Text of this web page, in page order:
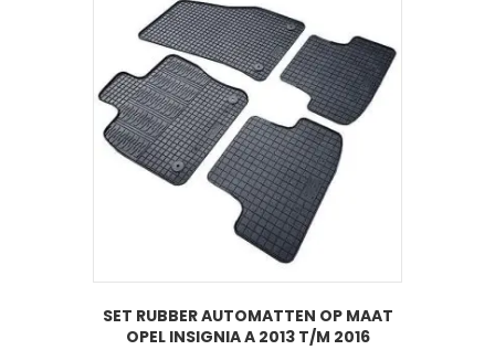
SET RUBBER AUTOMATTEN OP MAAT
OPEL INSIGNIA A 2013 T/M 2016